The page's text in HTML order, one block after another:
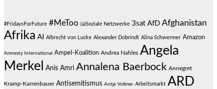
#FridaysForFuture #MeToo (a)Soziale Netzwerke 3sat AfD Afghanistan
Afrika AI Albrecht von Lucke Alexander Dobrindt Alina Schwermer Amazon
Amnesty International Ampel-Koalition Andrea Nahles Angela
Merkel
Anis Amri Annalena Baerbock Annegret
Kramp-Karrenbauer Antisemitismus Antje Vollmer Arbeitsmarkt ARD